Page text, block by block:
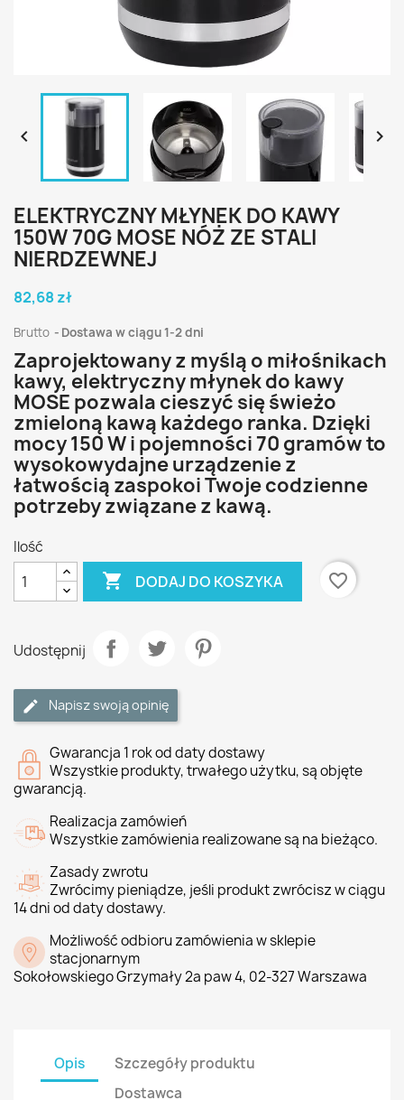
 
ELEKTRYCZNY MŁYNEK DO KAWY
150W 70G MOSE NÓŻ ZE STALI
NIERDZEWNEJ
82,68 zł
Brutto Dostawa w ciągu 1-2 dni
Zaprojektowany z myślą o miłośnikach
kawy, elektryczny młynek do kawy
MOSE pozwala cieszyć się świeżo
zmieloną kawą każdego ranka. Dzięki
mocy 150 W i pojemności 70 gramów to
wysokowydajne urządzenie z
łatwością zaspokoi Twoje codzienne
potrzeby związane z kawą.
Ilość
 DODAJ DO KOSZYKA favorite_border
Udostępnij
Napisz swoją opinię
Gwarancja 1 rok od daty dostawy
Wszystkie produkty, trwałego użytku, są objęte
gwarancją.
Realizacja zamówień
Wszystkie zamówienia realizowane są na bieżąco.
Zasady zwrotu
Zwrócimy pieniądze, jeśli produkt zwrócisz w ciągu
14 dni od daty dostawy.
Możliwość odbioru zamówienia w sklepie
stacjonarnym
Sokołowskiego Grzymały 2a paw 4, 02-327 Warszawa
Opis
Szczegóły produktu
Dostawca